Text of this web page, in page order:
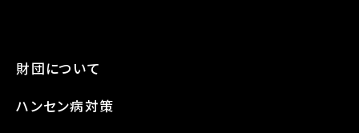
財団について
ハンセン病対策